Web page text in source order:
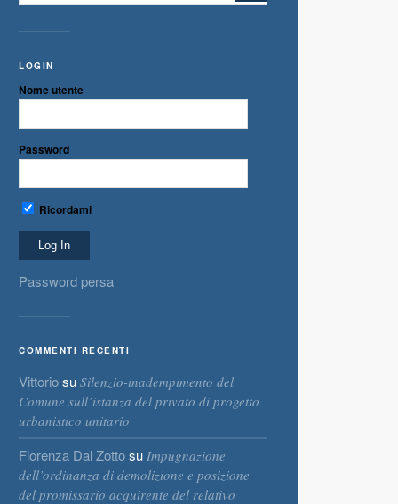
LOGIN
Nome utente
Password
Ricordami
Password persa
COMMENTI RECENTI
Vittoriosu Silenzio-inadempimento del
Comune sull’istanza del privato di progetto
urbanistico unitario
Fiorenza Dal Zottosu Impugnazione
dell’ordinanza di demolizione e posizione
del promissario acquirente del relativo